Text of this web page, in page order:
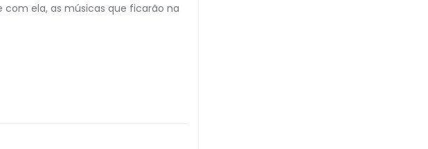
ela, as músicas que ficarão na